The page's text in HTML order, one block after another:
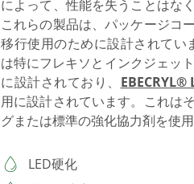
によって、性能を失うことはな
これらの製品は、パッケージコ
移行使用のために設計されてい
は特にフレキソとインクジェッ
に設計されており、 EBECRYL®
用に設計されています。これは
グまたは標準の強化協力剤を使用
LED硬化